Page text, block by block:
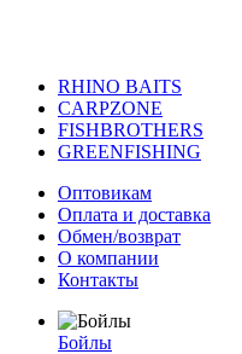
RHINO BAITS
CARPZONE
FISHBROTHERS
GREENFISHING
Оптовикам
Оплата и доставка
Обмен/возврат
О компании
Контакты
Бойлы